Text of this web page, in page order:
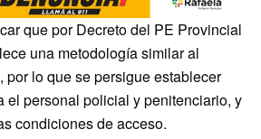
que por Decreto del PE Provincial
una metodología similar al
por lo que se persigue establecer
el personal policial y penitenciario, y
condiciones de acceso.